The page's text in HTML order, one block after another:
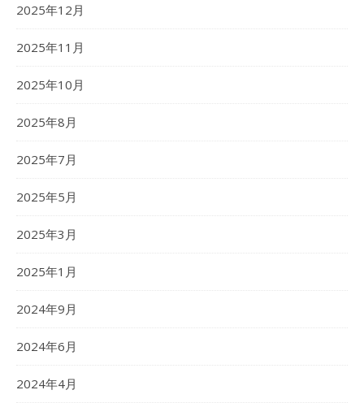
2025年12月
2025年11月
2025年10月
2025年8月
2025年7月
2025年5月
2025年3月
2025年1月
2024年9月
2024年6月
2024年4月